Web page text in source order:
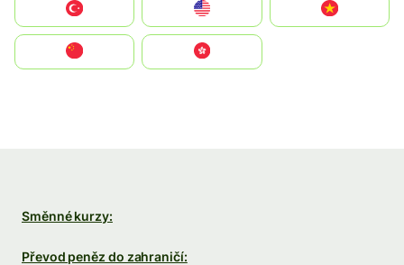
United States
中國香港特別行政區
Směnné kurzy:
Převod peněz do zahraničí: